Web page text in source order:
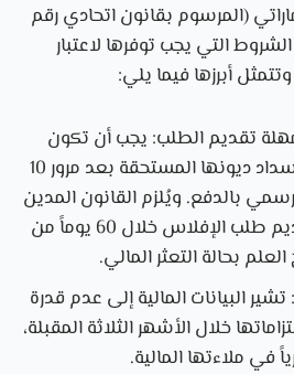
(المرسوم بقانون اتحادي رقم
من الشروط التي يجب توفرها لاعتبار
أبرزها فيما يلي:
تقديم الطلب: يجب أن تكون
الشركة قد عجزت عن سداد ديونها المستحقة بعد مرور 10
بالدفع. ويُلزم القانون المدين
أو الجهة المخوّلة بتقديم طلب الإفلاس خلال 60 يوماً من
بحالة التعثر المالي.
البيانات المالية إلى عدم قدرة
خلال الأشهر الثلاثة المقبلة،
ملاءتها المالية.